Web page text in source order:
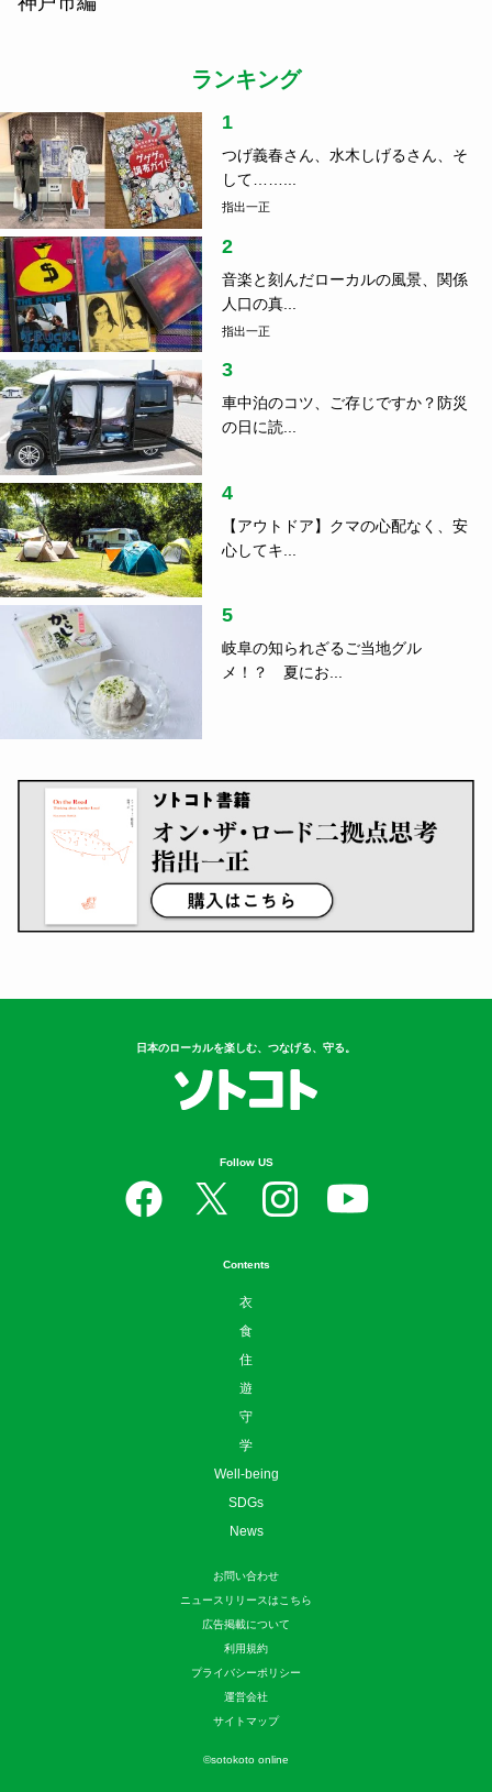
ランキング
1
つげ義春さん、水木しげるさん、そ
して……...
指出一正
2
音楽と刻んだローカルの風景、関係
人口の真...
指出一正
3
車中泊のコツ、ご存じですか？防災
の日に読...
4
【アウトドア】クマの心配なく、安
心してキ...
5
岐阜の知られざるご当地グル
メ！？ 夏にお...
日本のローカルを楽しむ、つなげる、守る。
Follow US
Contents
衣
食
住
遊
守
学
Well-being
SDGs
News
お問い合わせ
ニュースリリースはこちら
広告掲載について
利用規約
プライバシーポリシー
運営会社
サイトマップ
©sotokoto online